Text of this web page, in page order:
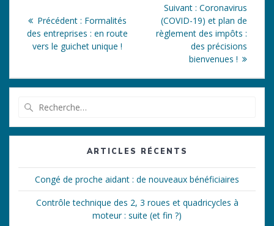
de
l’article
Précédent : Article
précédent
:
Formalités
des entreprises : en route
vers le guichet unique !
Suivant : Article
suivant
:
Coronavirus
(COVID-19) et plan de
règlement des impôts :
des précisions
bienvenues !
:
ARTICLES RÉCENTS
Congé de proche aidant : de nouveaux bénéficiaires
Contrôle technique des 2, 3 roues et quadricycles à
moteur : suite (et fin ?)